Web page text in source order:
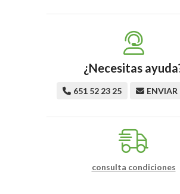
¿Necesitas
651 52 23 25 ENVIAR
consulta condiciones